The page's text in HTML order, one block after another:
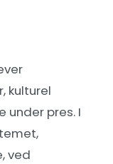
kulturel
under pres. I
ved